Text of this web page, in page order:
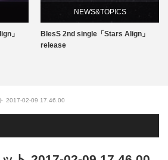
」
NEWS&TOPICS
BlesS 2nd single「Stars Align」
release
2017-02-09 17.46.00